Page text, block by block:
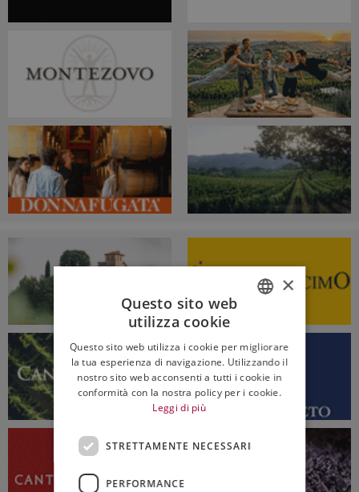
ENGLISH
×
Questo sito web
utilizza cookie
Questo sito web utilizza i cookie per migliorare
la tua esperienza di navigazione. Utilizzando il
nostro sito web acconsenti a tutti i cookie in
conformità con la nostra policy per i cookie.
Leggi di più
STRETTAMENTE NECESSARI
PERFORMANCE